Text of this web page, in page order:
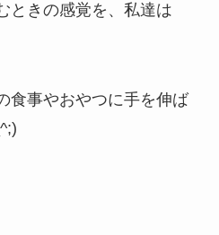
ときの感覚を、私達は
食事やおやつに手を伸ば